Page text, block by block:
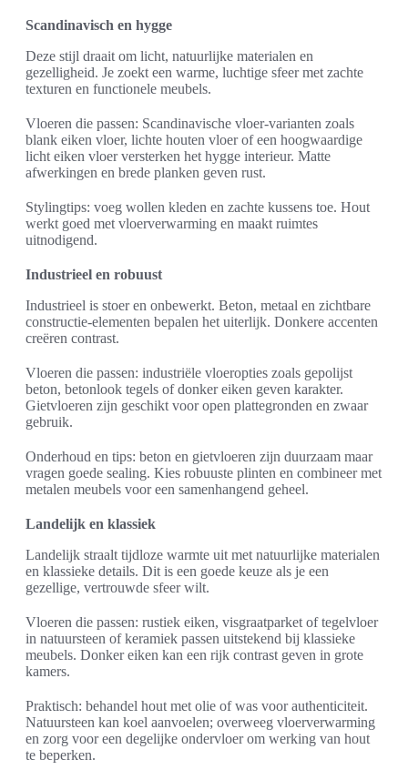
Scandinavisch en hygge
Deze stijl draait om licht, natuurlijke materialen en
gezelligheid. Je zoekt een warme, luchtige sfeer met zachte
texturen en functionele meubels.
Vloeren die passen: Scandinavische vloer-varianten zoals
blank eiken vloer, lichte houten vloer of een hoogwaardige
licht eiken vloer versterken het hygge interieur. Matte
afwerkingen en brede planken geven rust.
Stylingtips: voeg wollen kleden en zachte kussens toe. Hout
werkt goed met vloerverwarming en maakt ruimtes
uitnodigend.
Industrieel en robuust
Industrieel is stoer en onbewerkt. Beton, metaal en zichtbare
constructie-elementen bepalen het uiterlijk. Donkere accenten
creëren contrast.
Vloeren die passen: industriële vloeropties zoals gepolijst
beton, betonlook tegels of donker eiken geven karakter.
Gietvloeren zijn geschikt voor open plattegronden en zwaar
gebruik.
Onderhoud en tips: beton en gietvloeren zijn duurzaam maar
vragen goede sealing. Kies robuuste plinten en combineer met
metalen meubels voor een samenhangend geheel.
Landelijk en klassiek
Landelijk straalt tijdloze warmte uit met natuurlijke materialen
en klassieke details. Dit is een goede keuze als je een
gezellige, vertrouwde sfeer wilt.
Vloeren die passen: rustiek eiken, visgraatparket of tegelvloer
in natuursteen of keramiek passen uitstekend bij klassieke
meubels. Donker eiken kan een rijk contrast geven in grote
kamers.
Praktisch: behandel hout met olie of was voor authenticiteit.
Natuursteen kan koel aanvoelen; overweeg vloerverwarming
en zorg voor een degelijke ondervloer om werking van hout
te beperken.